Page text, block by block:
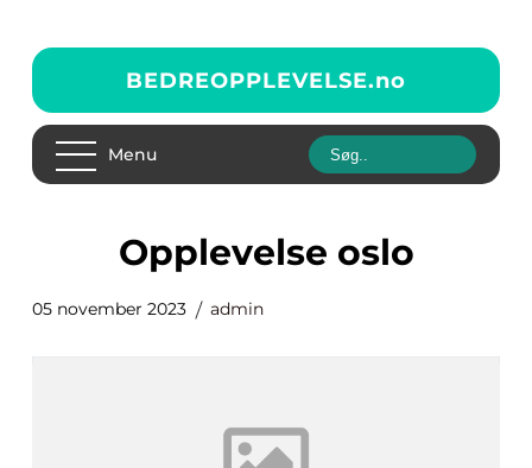
BEDREOPPLEVELSE.no
Menu
opplevelse oslo
05 november 2023 admin